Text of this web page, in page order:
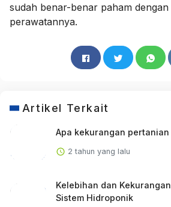
sudah benar-benar paham
perawatannya.
Artikel Terkait
Apa kekurangan pertanian
2 tahun yang lalu
Kelebihan dan
Sistem Hidroponik